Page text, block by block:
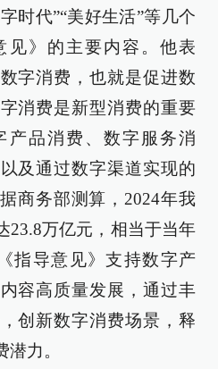
时代”“美好生活”等几个
见》的主要内容。他表
字消费，也就是促进数
消费是新型消费的重要
产品消费、数字服务消
及通过数字渠道实现的
商务部测算，2024年我
23.8万亿元，相当于当年
指导意见》支持数字产
容高质量发展，通过丰
创新数字消费场景，释
力。